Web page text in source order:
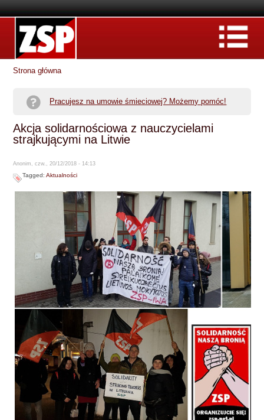
Strona główna
Pracujesz na umowie śmieciowej? Możemy pomóc!
Akcja solidarnościowa z nauczycielami
strajkującymi na Litwie
Anonim, czw., 20/12/2018 - 14:13
Tagged:Aktualności